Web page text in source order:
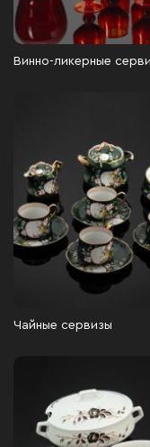
Винно-ликерные
Чайные сервизы